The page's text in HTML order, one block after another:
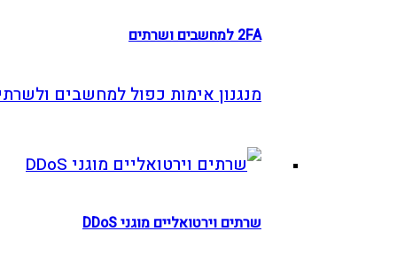
מנגנון אימות כפול למחשבים ולשרתים
שרתים וירטואליים מוגני DDoS